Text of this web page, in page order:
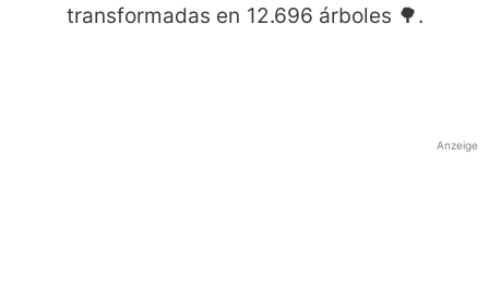
transformadas en 12.696 árboles 🌳.
Anzeige